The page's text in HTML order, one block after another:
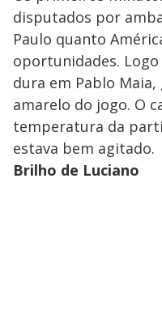
disputados por
Paulo quanto
oportunidades. Logo
dura em Pablo
amarelo do jogo. O
temperatura da
estava bem agitado.
Brilho de Luciano